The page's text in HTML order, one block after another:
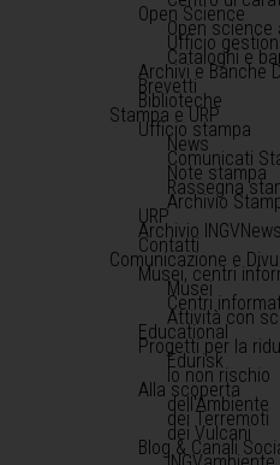
Open Science
Open science
Ufficio
Cataloghi e
Archivi e Banche
Brevetti
Biblioteche
Stampa e URP
Ufficio stampa
News
Comunicati
Note stampa
Rassegna
Archivio
URP
Archivio
Contatti
Comunicazione e
Musei, centri
Musei
Centri
Attività con
Educational
Progetti per la
Edurisk
Io non rischio
Alla scoperta
dell'Ambiente
dei Terremoti
dei Vulcani
Blog & Canali